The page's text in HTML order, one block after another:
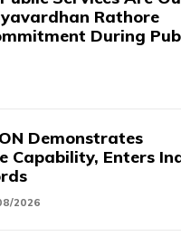
Rathore
During
Demonstrates
Capability, Enters
2026